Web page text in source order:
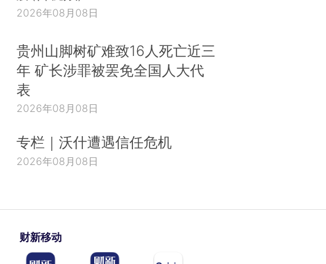
2026年08月08日
贵州山脚树矿难致16人死亡近三
年 矿长涉罪被罢免全国人大代
表
2026年08月08日
专栏｜沃什遭遇信任危机
2026年08月08日
财新移动